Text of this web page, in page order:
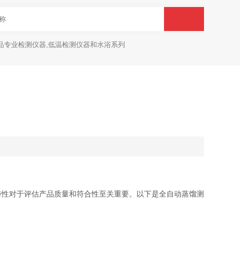
专业检测仪器,低温检测仪器和水浴系列
对于评估产品质量和符合性至关重要。以下是全自动蒸馏测